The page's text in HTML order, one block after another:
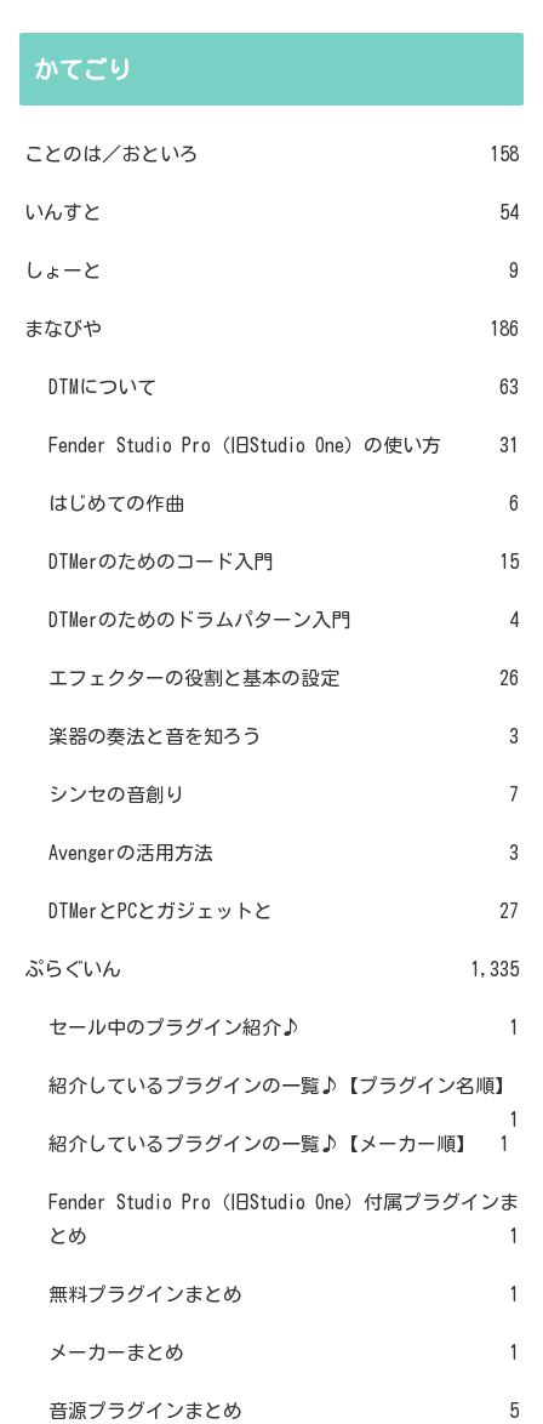
かてごり
ことのは／おといろ 158
いんすと 54
しょーと 9
まなびや 186
DTMについて 63
Fender Studio Pro（旧Studio One）の使い方 31
はじめての作曲 6
DTMerのためのコード入門 15
DTMerのためのドラムパターン入門 4
エフェクターの役割と基本の設定 26
楽器の奏法と音を知ろう 3
シンセの音創り 7
Avengerの活用方法 3
DTMerとPCとガジェットと 27
ぷらぐいん 1,335
セール中のプラグイン紹介♪ 1
紹介しているプラグインの一覧♪【プラグイン名順】
1
紹介しているプラグインの一覧♪【メーカー順】
1
Fender Studio Pro（旧Studio One）付属プラグインま
とめ
1
無料プラグインまとめ 1
メーカーまとめ 1
音源プラグインまとめ 5